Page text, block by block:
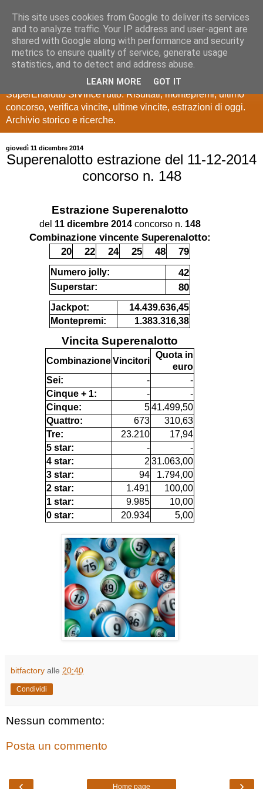
Estrazioni Lotto
SuperEnalotto
Ultime estrazioni di Lotto, SuperEnalotto, 10 e lotto,
SuperEnalotto SiVinceTutto. Risultati, montepremi, ultimo
concorso, verifica vincite, ultime vincite, estrazioni di oggi.
Archivio storico e ricerche.
giovedì 11 dicembre 2014
Superenalotto estrazione del 11-12-2014
concorso n. 148
Estrazione Superenalotto
del 11 dicembre 2014concorso n. 148
Combinazione vincente Superenalotto:
20
22 24 25 48 79
Numero jolly: 42
Superstar: 80
Jackpot:
14.439.636,45
Montepremi:
1.383.316,38
Vincita Superenalotto
CombinazioneVincitori
Quota in
euro
Sei:
-
-
Cinque + 1:
-
-
Cinque:
541.499,50
Quattro:
673
310,63
Tre:
23.210
17,94
5 star:
-
-
4 star:
2 31.063,00
3 star:
94
1.794,00
2 star:
1.491
100,00
1 star:
9.985
10,00
0 star:
20.934 5,00
bitfactory alle 20:40
Condividi
Nessun commento:
Posta un commento
‹ ›
Home page
This site uses cookies from Google to deliver its services
and to analyze traffic. Your IP address and user-agent are
shared with Google along with performance and security
metrics to ensure quality of service, generate usage
statistics, and to detect and address abuse.
LEARN MORE GOT IT